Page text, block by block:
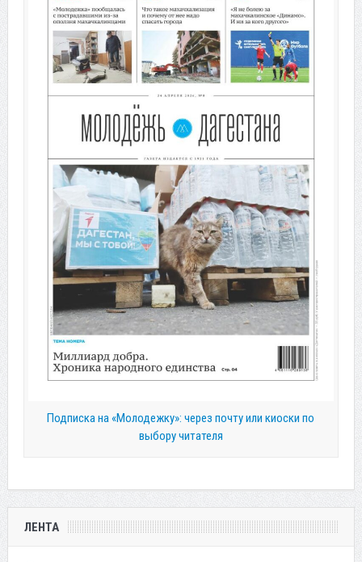
Подписка на «Молодежку»: через почту или киоски по
выбору читателя
ЛЕНТА